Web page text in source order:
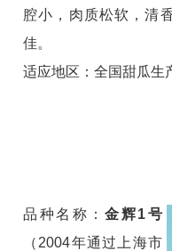
腔小，肉质松软，清
佳。
适应地区：全国甜瓜生
品种名称：金辉1号
（2004年通过上海市